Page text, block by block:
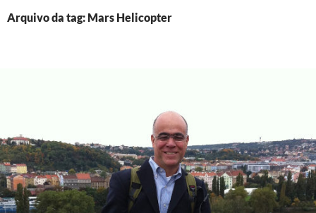
Arquivo da tag: Mars Helicopter